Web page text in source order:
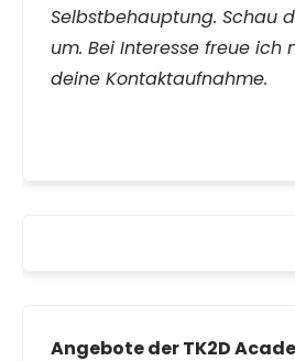
Selbstbehauptung. Schau
um. Bei Interesse freue ich
deine Kontaktaufnahme.
Angebote der TK2D